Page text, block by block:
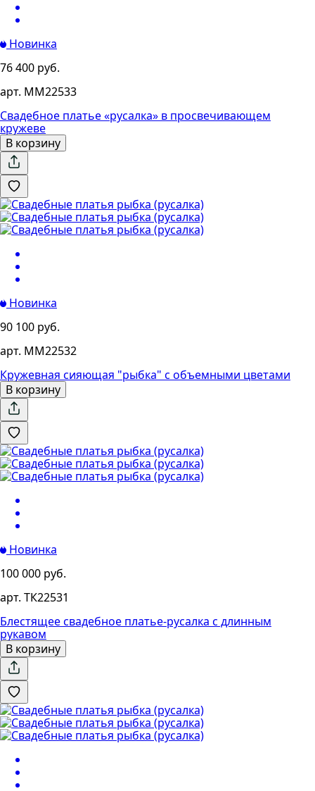
Новинка
76 400 руб.
арт. MM22533
Свадебное платье «русалка» в просвечивающем
кружеве
В корзину
Новинка
90 100 руб.
арт. MM22532
Кружевная сияющая "рыбка" с объемными цветами
В корзину
Новинка
100 000 руб.
арт. ТК22531
Блестящее свадебное платье-русалка с длинным
рукавом
В корзину